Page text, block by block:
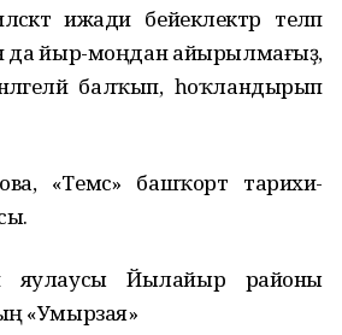
ижади бейеклектәр теләп
да йыр-моңдан айырылмағыҙ,
балҡып, һоҡландырып
«Темәс» башҡорт тарихи-
яулаусы Йылайыр районы
«Умырзая»